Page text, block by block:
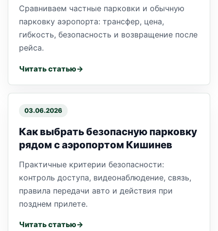
Сравниваем частные парковки и обычную
парковку аэропорта: трансфер, цена,
гибкость, безопасность и возвращение после
рейса.
Читать статью
03.06.2026
Как выбрать безопасную парковку
рядом с аэропортом Кишинев
Практичные критерии безопасности:
контроль доступа, видеонаблюдение, связь,
правила передачи авто и действия при
позднем прилете.
Читать статью